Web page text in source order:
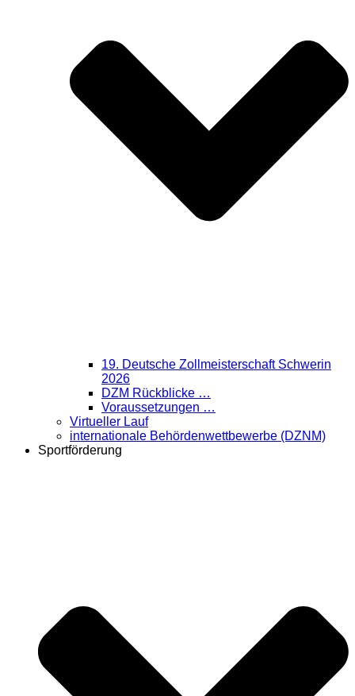
19. Deutsche Zollmeisterschaft Schwerin
2026
DZM Rückblicke …
Voraussetzungen …
Virtueller Lauf
internationale Behördenwettbewerbe (DZNM)
Sportförderung